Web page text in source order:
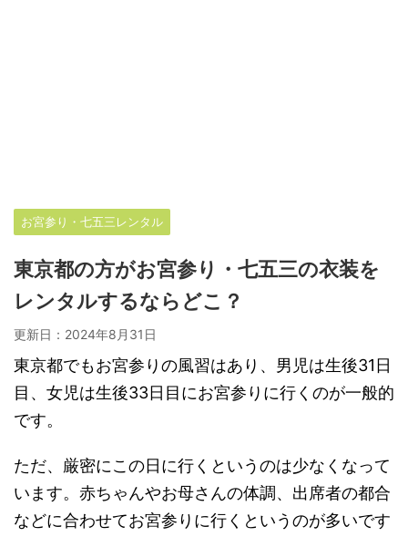
お宮参り・七五三レンタル
東京都の方がお宮参り・七五三の衣装を
レンタルするならどこ？
更新日： 2024年8月31日
東京都でもお宮参りの風習はあり、男児は生後31日
目、女児は生後33日目にお宮参りに行くのが一般的
です。
ただ、厳密にこの日に行くというのは少なくなって
います。赤ちゃんやお母さんの体調、出席者の都合
などに合わせてお宮参りに行くというのが多いです